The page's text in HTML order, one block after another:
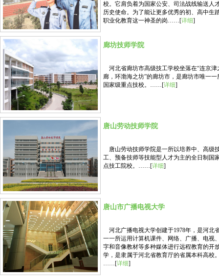
校。它肩负着为国家公安、司法战线输送人
历史使命。为了能让更多优秀的初、高中生
职业化教育这一神圣的岗……[详细]
廊坊技师学院
河北省廊坊市高级技工学校坐落在“连京津
廊，环渤海之坊”的廊坊市，是廊坊市唯一一
国家级重点技校。……[详细]
唐山劳动技师学院
唐山劳动技师学院是一所以培养中、高级
工、预备技师等技能型人才为主的全日制国
点技工院校。……[详细]
唐山市广播电视大学
河北广播电视大学创建于1978年，是河北
一一所运用计算机课件、网络、广播、电视
字和音像教材等多种媒体进行远程教育的开
学，是隶属于河北省教育厅的省属本科高校
……[详细]